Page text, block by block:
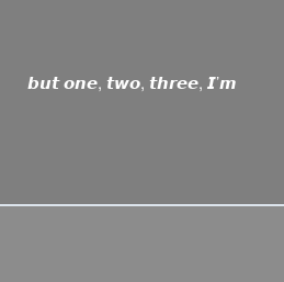
𝙤𝙣𝙚, 𝙩𝙬𝙤, 𝙩𝙝𝙧𝙚𝙚, 𝙄’𝙢